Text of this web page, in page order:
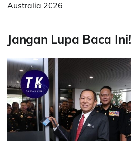
Australia 2026
Jangan Lupa Baca Ini!